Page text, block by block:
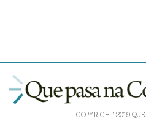
COPYRIGHT 2019